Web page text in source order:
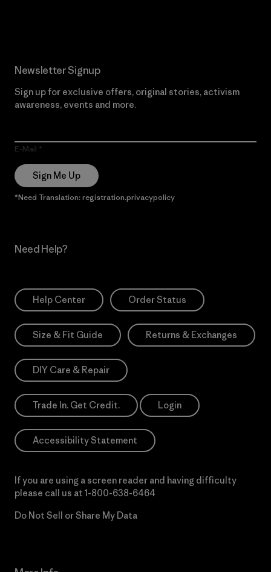
Newsletter Signup
Sign up for exclusive offers, original stories, activism
awareness, events and more.
E-Mail
Sign Me Up
*Need Translation: registration.privacypolicy
Need Help?
Help Center Order Status
Size & Fit Guide Returns & Exchanges
DIY Care & Repair
Trade In. Get Credit. Login
Accessibility Statement
If you are using a screen reader and having difficulty
please call us at 1-800-638-6464
Do Not Sell or Share My Data